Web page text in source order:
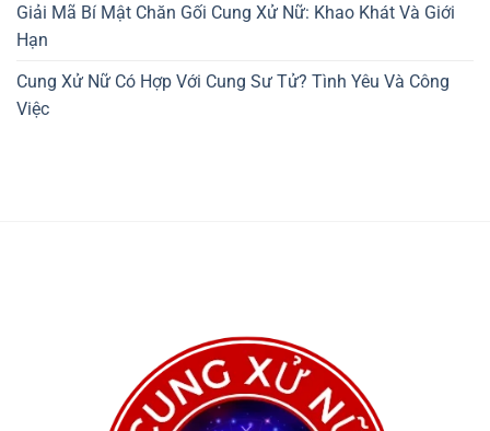
Giải Mã Bí Mật Chăn Gối Cung Xử Nữ: Khao Khát Và Giới
Hạn
Cung Xử Nữ Có Hợp Với Cung Sư Tử? Tình Yêu Và Công
Việc